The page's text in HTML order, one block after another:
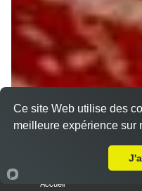
Accueil
Ce site Web utilise des
meilleure expérience sur